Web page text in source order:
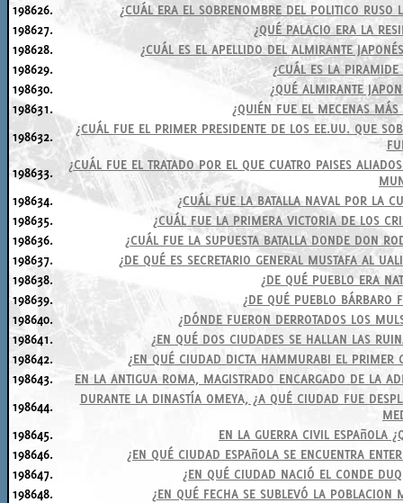
198626.
¿CUÁL ERA EL SOBRENOMBRE DEL POLITICO
198627.
¿QUÉ PALACIO ERA LA
198628.
¿CUÁL ES EL APELLIDO DEL ALMIRANTE
198629.
¿CUÁL ES LA PIRAMIDE
198630.
¿QUÉ ALMIRANTE
198631.
¿QUIÉN FUE EL MECENAS
198632.
¿CUÁL FUE EL PRIMER PRESIDENTE DE LOS EE.UU. QUE
198633.
¿CUÁL FUE EL TRATADO POR EL QUE CUATRO PAISES
198634.
¿CUÁL FUE LA BATALLA NAVAL POR LA
198635.
¿CUÁL FUE LA PRIMERA VICTORIA DE LOS
198636.
¿CUÁL FUE LA SUPUESTA BATALLA DONDE DON
198637.
¿DE QUÉ ES SECRETARIO GENERAL MUSTAFA AL
198638.
¿DE QUÉ PUEBLO ERA
198639.
¿DE QUÉ PUEBLO BÁRBARO
198640.
¿DÓNDE FUERON DERROTADOS LOS
198641.
¿EN QUÉ DOS CIUDADES SE HALLAN LAS
198642.
¿EN QUÉ CIUDAD DICTA HAMMURABI EL PRIMER
198643.
EN LA ANTIGUA ROMA, MAGISTRADO ENCARGADO DE LA
198644.
DURANTE LA DINASTÍA OMEYA, ¿A QUÉ CIUDAD FUE
198645.
EN LA GUERRA CIVIL ESPAñOLA
198646.
¿EN QUÉ CIUDAD ESPAñOLA SE ENCUENTRA
198647.
¿EN QUÉ CIUDAD NACIÓ EL CONDE
198648.
¿EN QUÉ FECHA SE SUBLEVÓ LA POBLACION